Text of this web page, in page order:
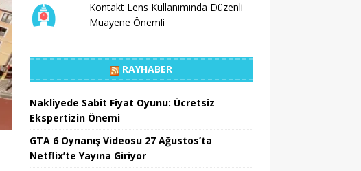
Kontakt Lens Kullanımında Düzenli
Muayene Önemli
RAYHABER
Nakliyede Sabit Fiyat Oyunu: Ücretsiz
Ekspertizin Önemi
GTA 6 Oynanış Videosu 27 Ağustos’ta
Netflix’te Yayına Giriyor